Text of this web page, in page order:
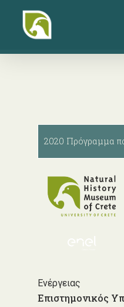
content
2020 Πρόγραμμα
Ενέργειας
Επιστημονικός